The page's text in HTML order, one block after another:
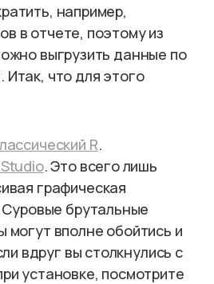
например,
в отчете, поэтому из
выгрузить данные по
что для этого
R.
. Это всего лишь
графическая
Суровые брутальные
могут вполне обойтись и
вдруг вы столкнулись с
установке, посмотрите